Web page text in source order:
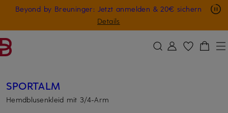
ZUM HAUPTINHALT ÜBERSPRINGEN
Beyond by Breuninger: Jetzt anmelden & 20€ sichern
Details
Nur in der App: -10 € auf digitale Geschenkkarten
GESCHENK20
SPORTALM
Hemdblusenkleid mit 3/4-Arm